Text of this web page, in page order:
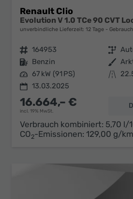
Renault Clio
Evolution V 1.0 TCe 90 CVT
unverbindliche Lieferzeit: 12 Tage
Fahrzeugnr. 164953 Getriebe
Kraftstoff Benzin Außenfarbe
Leistung 67 kW (91 PS) Kilometerstand
13.03.2025
16.664,– €
incl. 19% MwSt.
Verbrauch kombiniert: 5,70 l/
CO2-Emissionen: 129,00 g/km